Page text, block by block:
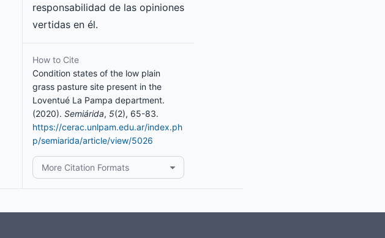
responsabilidad de las opiniones
vertidas en él.
How to Cite
Condition states of the low plain
grass pasture site present in the
Loventué La Pampa department.
(2020). Semiárida, 5(2), 65-83.
https://cerac.unlpam.edu.ar/index.ph
p/semiarida/article/view/5026
More Citation Formats